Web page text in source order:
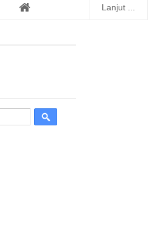
Lanjut ...